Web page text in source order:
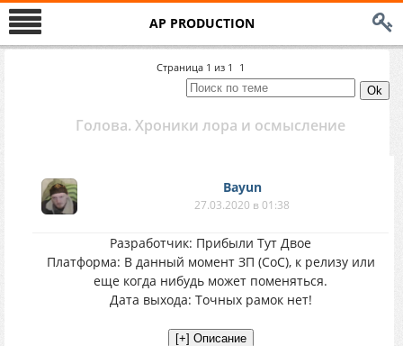
AP PRODUCTION
Страница 1 из 1 1
Голова. Хроники лора и осмысление
Bayun
27.03.2020 в 01:38
Разработчик: Прибыли Тут Двое
Платформа: В данный момент ЗП (CoC), к релизу или
еще когда нибудь может поменяться.
Дата выхода: Точных рамок нет!